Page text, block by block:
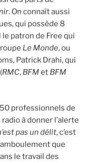
. On connaît aussi
qui possède 8
patron de Free qui
Le Monde, ou
Patrick Drahi, qui
(RMC, BFM et BFM
professionnels de
à donner l’alerte
pas un délit, c’est
que
le travail des